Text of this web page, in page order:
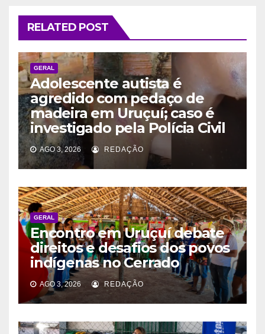
RELATED POST
GERAL
Adolescente autista é
agredido com pedaço de
madeira em Uruçuí; caso é
investigado pela Polícia Civil
AGO 3, 2026 REDAÇÃO
GERAL
Encontro em Uruçuí debate
direitos e desafios dos povos
indígenas no Cerrado
AGO 3, 2026 REDAÇÃO